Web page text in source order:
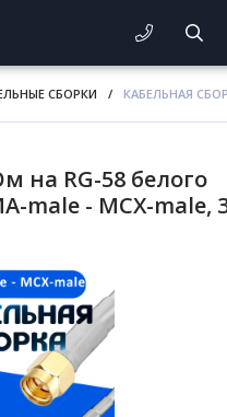
СБОРКИ / КАБЕЛЬНАЯ
на RG-58 белого
male - MCX-male,